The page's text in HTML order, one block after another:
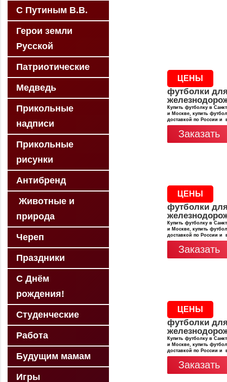
С Путиным В.В.
Герои земли
Русской
Патриотические
Медведь
Прикольные
надписи
Прикольные
рисунки
Антибренд
Животные и
природа
Череп
Праздники
С Днём
рождения!
Студенческие
Работа
Будущим мамам
Игры
ЦЕНЫ
футболки
Купить футболку в
и Москве, купить
доставкой по России и
Заказать
ЦЕНЫ
футболки
Купить футболку в
и Москве, купить
доставкой по России и
Заказать
ЦЕНЫ
футболки
Купить футболку в
и Москве, купить
доставкой по России и
Заказать